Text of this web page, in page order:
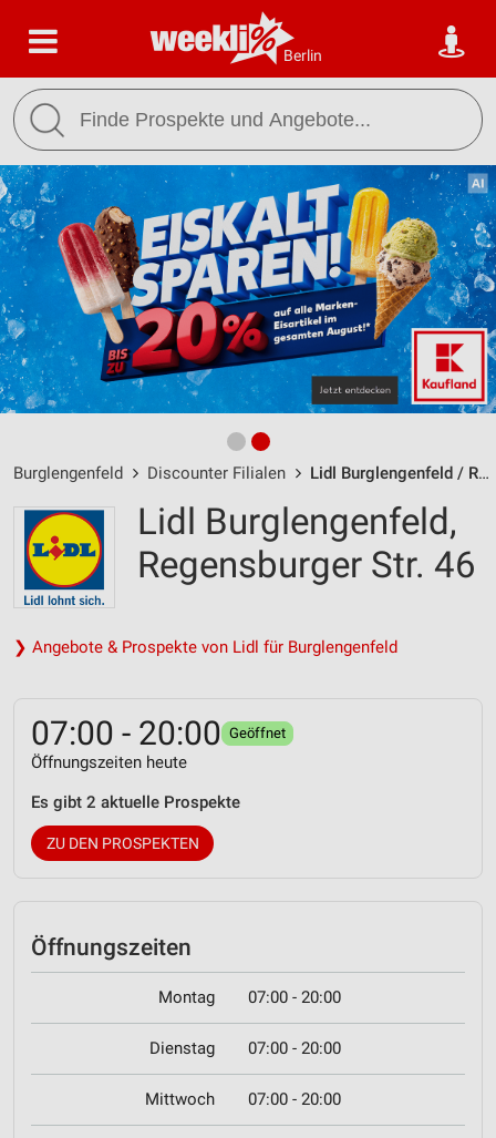
Berlin
Burglengenfeld Discounter Filialen Lidl Burglengenfeld / Regensburger Str. 46 - Öffnungszeiten & Adresse
Lidl Burglengenfeld,
Regensburger Str. 46
❯ Angebote & Prospekte von Lidl für Burglengenfeld
07:00 - 20:00 Geöffnet
Öffnungszeiten heute
Es gibt 2 aktuelle Prospekte
ZU DEN PROSPEKTEN
Öffnungszeiten
Montag 07:00 - 20:00
Dienstag 07:00 - 20:00
Mittwoch 07:00 - 20:00